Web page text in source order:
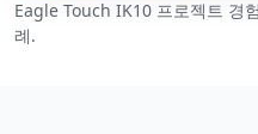
Eagle Touch IK10 프로젝트 경
례.